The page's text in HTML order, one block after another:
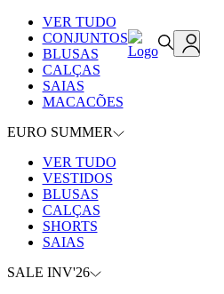
VER TUDO
CONJUNTOS
BLUSAS
CALÇAS
SAIAS
MACACÕES
EURO SUMMER
VER TUDO
VESTIDOS
BLUSAS
CALÇAS
SHORTS
SAIAS
SALE INV'26